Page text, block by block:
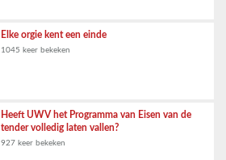
Elke orgie kent een einde
1045 keer bekeken
Heeft UWV het Programma van Eisen van de
tender volledig laten vallen?
927 keer bekeken